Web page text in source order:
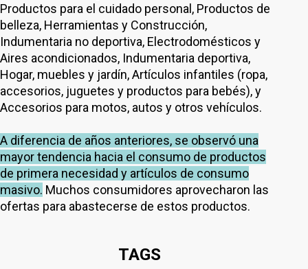
Productos para el cuidado personal, Productos de
belleza, Herramientas y Construcción,
Indumentaria no deportiva, Electrodomésticos y
Aires acondicionados, Indumentaria deportiva,
Hogar, muebles y jardín, Artículos infantiles (ropa,
accesorios, juguetes y productos para bebés), y
Accesorios para motos, autos y otros vehículos.
A diferencia de años anteriores, se observó una
mayor tendencia hacia el consumo de productos
de primera necesidad y artículos de consumo
masivo. Muchos consumidores aprovecharon las
ofertas para abastecerse de estos productos.
TAGS